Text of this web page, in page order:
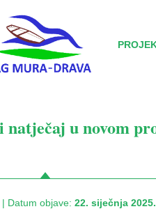
u novom
Datum objave: 22. siječnja 2025.